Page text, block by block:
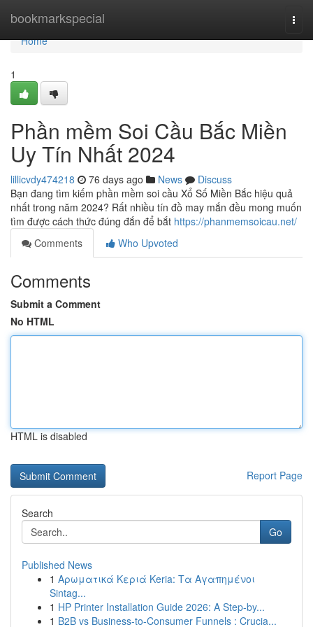
bookmarkspecial
Home
Home
1
Phần mềm Soi Cầu Bắc Miền
Uy Tín Nhất 2024
lillicvdy474218 76 days ago News
Discuss
Bạn đang tìm kiếm phần mềm soi cầu Xổ Số Miền Bắc hiệu quả
nhất trong năm 2024? Rất nhiều tín đồ may mắn đều mong muốn
tìm được cách thức đúng đắn để bắt https://phanmemsoicau.net/
Comments
Who Upvoted
Comments
Submit a Comment
No HTML
HTML is disabled
Report Page
Search
Go
Published News
1 Αρωματικά Κεριά Keria: Τα Αγαπημένοι
Sintag...
1 HP Printer Installation Guide 2026: A Step-by...
1 B2B vs Business-to-Consumer Funnels : Crucia...